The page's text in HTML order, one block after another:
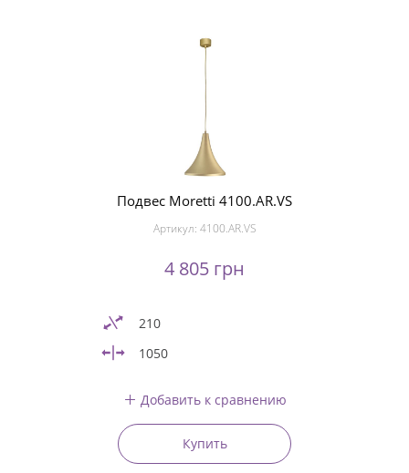
Подвес Moretti 4100.AR.VS
Артикул: 4100.AR.VS
4 805 грн
210
1050
Добавить к сравнению
Купить